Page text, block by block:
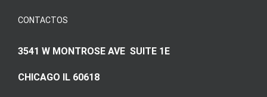
CONTACTOS
3541 W MONTROSE AVE SUITE 1E
CHICAGO IL 60618